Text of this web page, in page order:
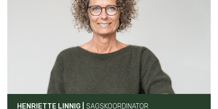
HENRIETTE LINNIG | SAGSKOORDINATOR